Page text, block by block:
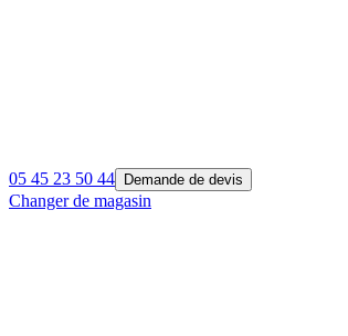
05 45 23 50 44 Demande de devis
Changer de magasin